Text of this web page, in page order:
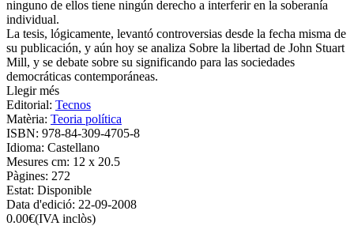
ninguno de ellos tiene ningún derecho a interferir en la soberanía
individual.
La tesis, lógicamente, levantó controversias desde la fecha misma de
su publicación, y aún hoy se analiza Sobre la libertad de John Stuart
Mill, y se debate sobre su significando para las sociedades
democráticas contemporáneas.
Llegir més
Editorial: Tecnos
Matèria: Teoria política
ISBN: 978-84-309-4705-8
Idioma: Castellano
Mesures cm: 12 x 20.5
Pàgines: 272
Estat: Disponible
Data d'edició: 22-09-2008
0.00€(IVA inclòs)